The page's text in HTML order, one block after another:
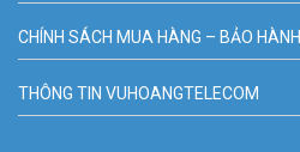
CHÍNH SÁCH MUA HÀNG – BẢO HÀNH
THÔNG TIN VUHOANGTELECOM